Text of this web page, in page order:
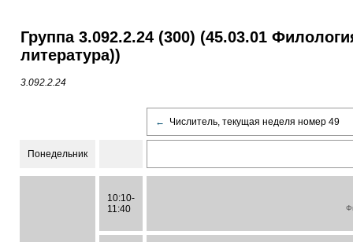
Группа 3.092.2.24 (300) (45.03.01
литература))
3.092.2.24
← Числитель, текущая неделя номер 49
Понедельник
10:10-
11:40